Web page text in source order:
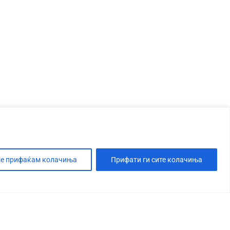
прифаќам колачиња Прифати ги сите колачиња